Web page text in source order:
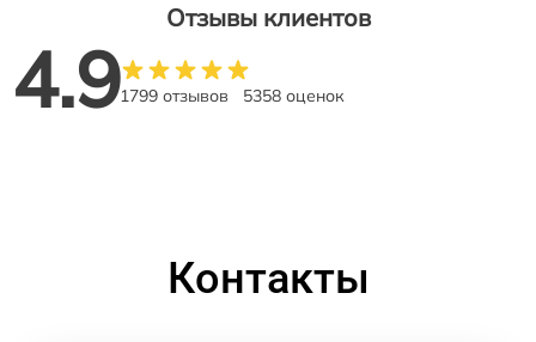
Отзывы клиентов
4.91799 отзывов 5358 оценок
Контакты